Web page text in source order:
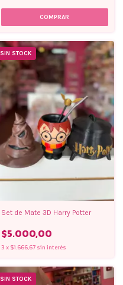
SIN STOCK
Set de Mate 3D Harry Potter
$5.000,00
3 x $1.666,67 sin interés
SIN STOCK